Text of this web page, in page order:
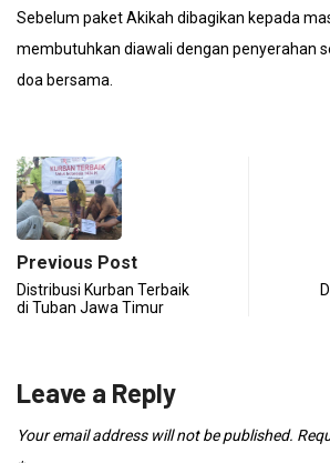
Sebelum paket Akikah dibagikan kepada
membutuhkan diawali dengan penyerahan
doa bersama.
Previous Post
Distribusi Kurban Terbaik
di Tuban Jawa Timur
Leave a Reply
Your email address will not be published.